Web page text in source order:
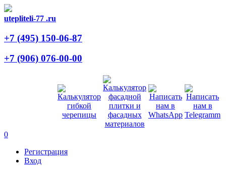
utepliteli-77 .ru
+7 (495) 150-06-87
+7 (906) 076-00-00
0
Регистрация
Вход